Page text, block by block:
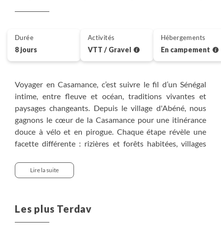
Voyager en Casamance, c’est suivre le fil d’un Sénégal
intime, entre fleuve et océan, traditions vivantes et
paysages changeants. Depuis le village d'Abéné, nous
gagnons le cœur de la Casamance pour une itinérance
douce à vélo et en pirogue. Chaque étape révèle une
facette différente : rizières et forêts habitées, villages
de pêche. Nous pédalons sur des pistes tranquilles,
glissons sur les bolongs, partageons des repas
écolodges. Ce voyage est une exploration progressive, au
rythme des rencontres et du fleuve, dans une Afrique de
Lire la suite
Les plus Terdav
Durée
8 jours
Activités
VTT / Gravel
Hébergements
En campement